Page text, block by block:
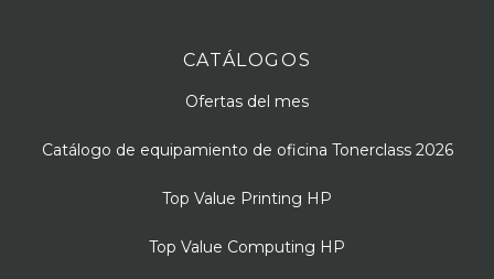
CATÁLOGOS
Ofertas del mes
Catálogo de equipamiento de oficina Tonerclass 2026
Top Value Printing HP
Top Value Computing HP